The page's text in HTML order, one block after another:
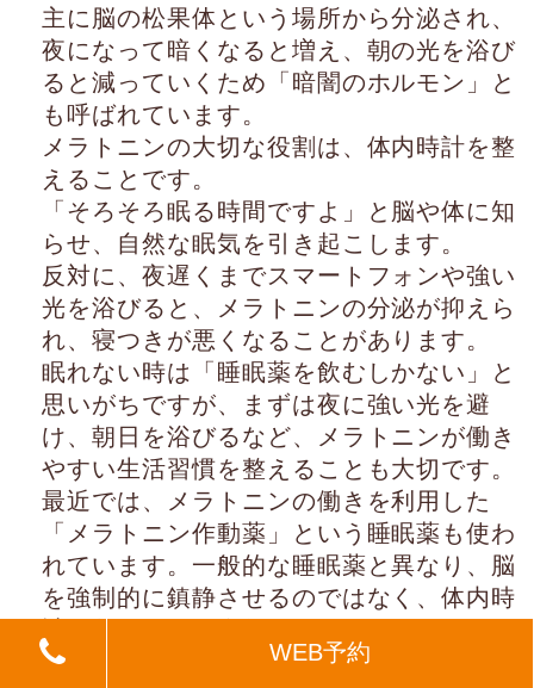
主に脳の松果体という場所から分泌され、
夜になって暗くなると増え、朝の光を浴び
ると減っていくため「暗闇のホルモン」と
も呼ばれています。
メラトニンの大切な役割は、体内時計を整
えることです。
「そろそろ眠る時間ですよ」と脳や体に知
らせ、自然な眠気を引き起こします。
反対に、夜遅くまでスマートフォンや強い
光を浴びると、メラトニンの分泌が抑えら
れ、寝つきが悪くなることがあります。
眠れない時は「睡眠薬を飲むしかない」と
思いがちですが、まずは夜に強い光を避
け、朝日を浴びるなど、メラトニンが働き
やすい生活習慣を整えることも大切です。
最近では、メラトニンの働きを利用した
「メラトニン作動薬」という睡眠薬も使わ
れています。一般的な睡眠薬と異なり、脳
を強制的に鎮静させるのではなく、体内時
のが特徴です。
WEB予約